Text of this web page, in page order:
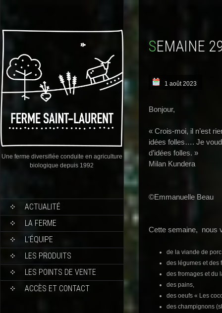
Une ferme diversifiée conduite en agriculture
biologique depuis 1992
ACTUALITÉ
LA FERME
L’ÉQUIPE
LES PRODUITS
LES POINTS DE VENTE
ACCÈS ET CONTACT
SEMAINE
1 août 2023
Bonjour,
« Crois-moi, il n’est
idées folles…. Je
d’idées folles. »
Milan Kundera
©Emmanuelle Beau
Cette semaine, nous
de la viande de
des légumes et des
des fromages et du
des pains,
des oeufs « Les
des champignons